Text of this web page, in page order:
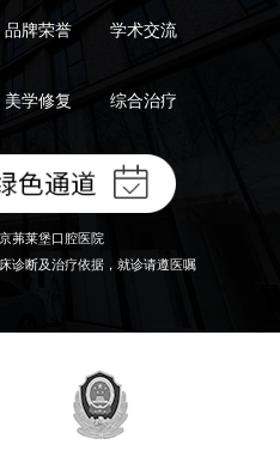
品牌荣誉 学术交流
美学修复 综合治疗
茀莱堡口腔医院
诊断及治疗依据，就诊请遵医嘱